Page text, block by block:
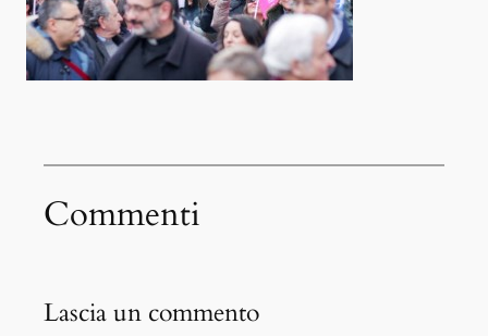
Commenti
Lascia un commento